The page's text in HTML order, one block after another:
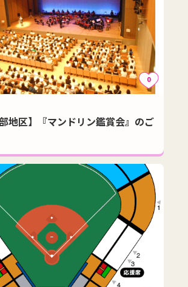
0
地区】『マンドリン鑑賞会』のご